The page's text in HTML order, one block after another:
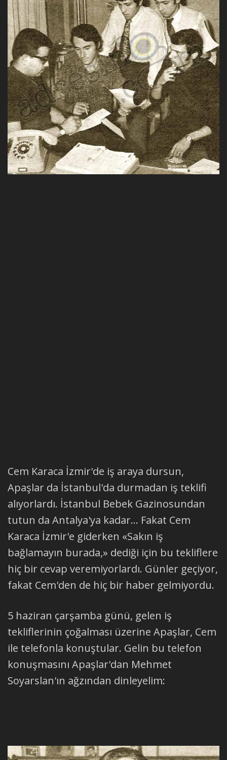
Cem Karaca İzmir'de iş araya dursun,
Apaşlar da İstanbul'da durmadan iş teklifi
alıyorlardı. İstanbul Bebek Gazinosundan
tutun da Antalya'ya kadar... Fakat Cem
Karaca İzmir'e giderken «Sakın iş
bağlamayın burada,» dediği için bu tekliflere
hiç bir cevap veremiyorlardı. Günler geçiyor,
fakat Cem'den de hiç bir haber gelmiyordu.
5 haziran çarşamba günü, gelen iş
tekliflerinin çoğalması üzerine Apaşlar, Cem
ile telefonla konuştular. Gelin bu telefon
konuşmasını Apaşlar'dan Mehmet
Soyarslan'ın ağzından dinleyelim: